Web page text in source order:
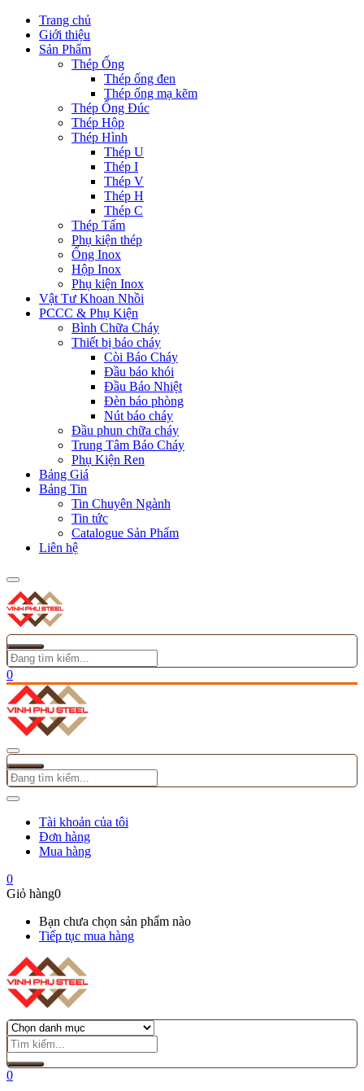
Trang chủ
Giới thiệu
Sản Phẩm
Thép Ống
Thép ống đen
Thép ống mạ kẽm
Thép Ống Đúc
Thép Hộp
Thép Hình
Thép U
Thép I
Thép V
Thép H
Thép C
Thép Tấm
Phụ kiện thép
Ống Inox
Hộp Inox
Phụ kiện Inox
Vật Tư Khoan Nhồi
PCCC & Phụ Kiện
Bình Chữa Cháy
Thiết bị báo cháy
Còi Báo Cháy
Đầu báo khói
Đầu Báo Nhiệt
Đèn báo phòng
Nút báo cháy
Đầu phun chữa cháy
Trung Tâm Báo Cháy
Phụ Kiện Ren
Bảng Giá
Bảng Tin
Tin Chuyên Ngành
Tin tức
Catalogue Sản Phẩm
Liên hệ
0
Tài khoản của tôi
Đơn hàng
Mua hàng
0
Giỏ hàng0
Bạn chưa chọn sản phẩm nào
Tiếp tục mua hàng
0